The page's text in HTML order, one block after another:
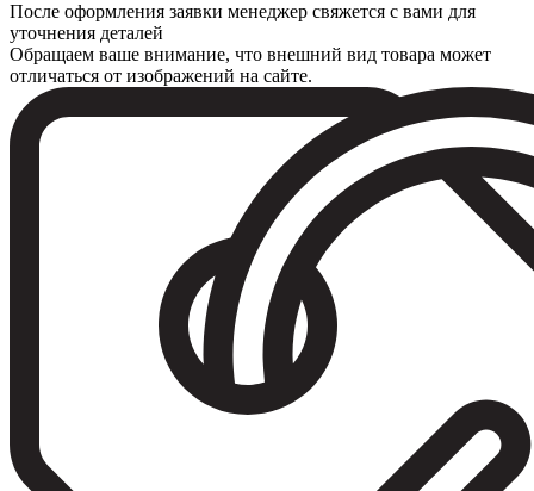
После оформления заявки менеджер свяжется с вами для
уточнения деталей
Обращаем ваше внимание, что внешний вид товара может
отличаться от изображений на сайте.